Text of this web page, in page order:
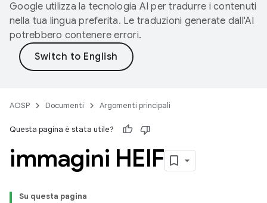
Google utilizza la tecnologia AI per tradurre i contenuti
nella tua lingua preferita. Le traduzioni generate dall'AI
potrebbero contenere errori.
AOSP Documenti Argomenti principali
Questa pagina è stata utile?
immagini HEIF
Su questa pagina